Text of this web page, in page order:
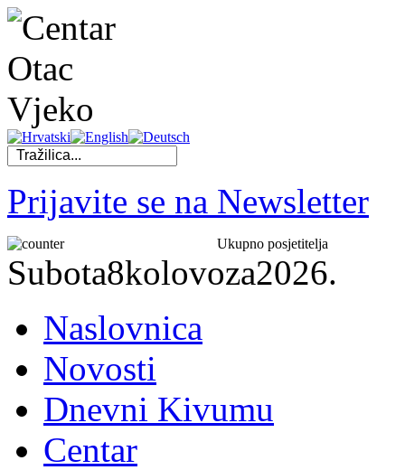
Prijavite se na Newsletter
Ukupno posjetitelja
Subota8kolovoza2026.
Naslovnica
Novosti
Dnevni Kivumu
Centar